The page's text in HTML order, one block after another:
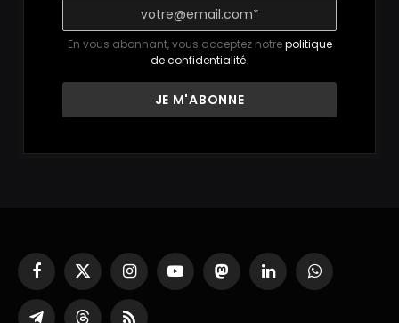
En vous abonnant, vous acceptez notrepolitique
de confidentialité.
Facebook
X
(Twitter)
InstagramYouTubeMastodonLinkedInWhatsApp